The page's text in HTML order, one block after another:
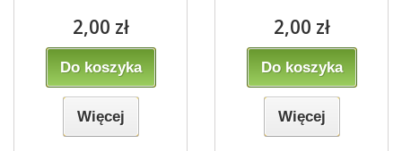
2,00 zł
Do koszyka
Więcej
2,00 zł
Do koszyka
Więcej